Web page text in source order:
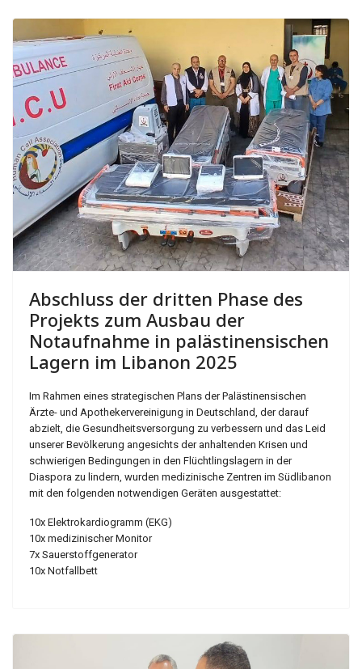
Abschluss der dritten Phase des
Projekts zum Ausbau der
Notaufnahme in palästinensischen
Lagern im Libanon 2025
Im Rahmen eines strategischen Plans der Palästinensischen
Ärzte- und Apothekervereinigung in Deutschland, der darauf
abzielt, die Gesundheitsversorgung zu verbessern und das Leid
unserer Bevölkerung angesichts der anhaltenden Krisen und
schwierigen Bedingungen in den Flüchtlingslagern in der
Diaspora zu lindern, wurden medizinische Zentren im Südlibanon
mit den folgenden notwendigen Geräten ausgestattet:
10x Elektrokardiogramm (EKG)
10x medizinischer Monitor
7x Sauerstoffgenerator
10x Notfallbett